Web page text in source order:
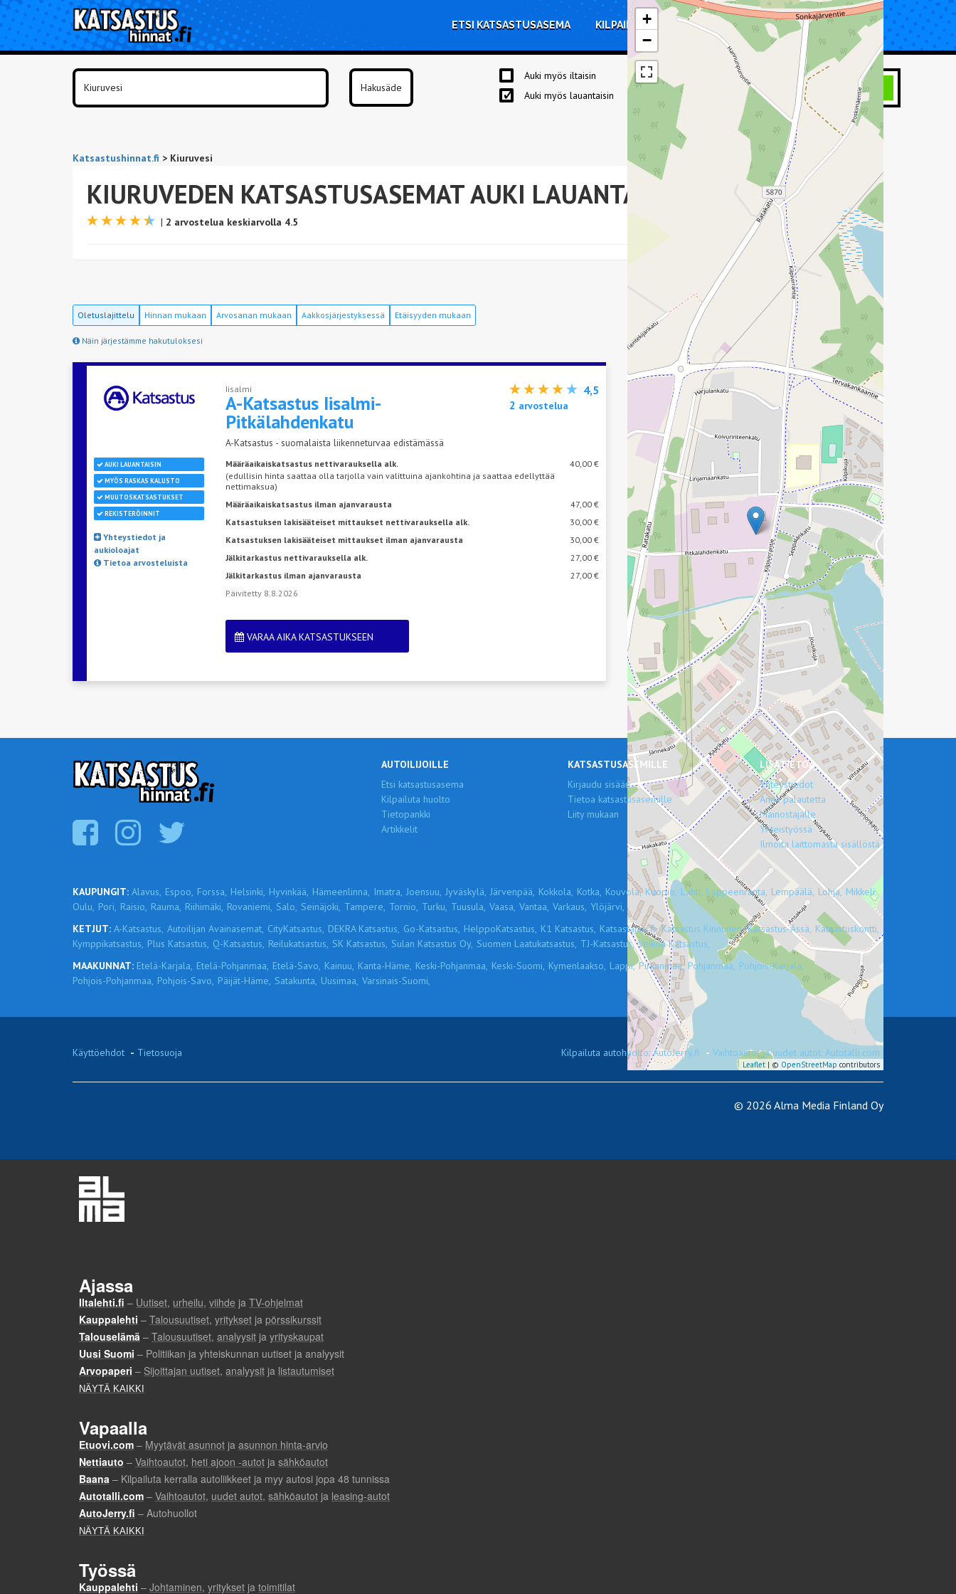
ETSI KATSASTUSASEMA KILPAILUTA KORJAUS TIETOA KATSASTUKSESTA
Auki myös iltaisin
Auki myös lauantaisin
HAE
Katsastushinnat.fi > Kiuruvesi
KIURUVEDEN KATSASTUSASEMAT AUKI LAUANTAINA
| 2 arvostelua keskiarvolla 4.5
Oletuslajittelu Hinnan mukaan Arvosanan mukaan Aakkosjärjestyksessä Etäisyyden mukaan
Näin järjestämme hakutuloksesi
+
−
Leaflet | © OpenStreetMap contributors
Iisalmi
A-Katsastus Iisalmi-
Pitkälahdenkatu
A-Katsastus - suomalaista liikenneturvaa edistämässä
4,5
2 arvostelua
AUKI LAUANTAISIN
MYÖS RASKAS KALUSTO
MUUTOSKATSASTUKSET
REKISTERÖINNIT
Yhteystiedot ja
aukioloajat
Tietoa arvosteluista
Määräaikaiskatsastus nettivarauksella alk.
40,00 €
(edullisin hinta saattaa olla tarjolla vain valittuina ajankohtina ja saattaa edellyttää
nettimaksua)
Määräaikaiskatsastus ilman ajanvarausta
47,00 €
Katsastuksen lakisääteiset mittaukset nettivarauksella alk.
30,00 €
Katsastuksen lakisääteiset mittaukset ilman ajanvarausta
30,00 €
Jälkitarkastus nettivarauksella alk.
27,00 €
Jälkitarkastus ilman ajanvarausta
27,00 €
Päivitetty 8.8.2026
VARAA AIKA KATSASTUKSEEN
AUTOILIJOILLE
Etsi katsastusasema
Kilpailuta huolto
Tietopankki
Artikkelit
KATSASTUSASEMILLE
Kirjaudu sisään
Tietoa katsastusasemille
Liity mukaan
LISÄTIETOA
Yhteystiedot
Anna palautetta
Mainostajalle
Yhteistyössä
Ilmoita laittomasta sisällöstä
KAUPUNGIT: Alavus, Espoo, Forssa, Helsinki, Hyvinkää, Hämeenlinna, Imatra, Joensuu, Jyväskylä, Järvenpää, Kokkola, Kotka, Kouvola, Kuopio, Lahti, Lappeenranta, Lempäälä, Lohja, Mikkeli,
Oulu, Pori, Raisio, Rauma, Riihimäki, Rovaniemi, Salo, Seinäjoki, Tampere, Tornio, Turku, Tuusula, Vaasa, Vantaa, Varkaus, Ylöjärvi,
KETJUT: A-Katsastus, Autoilijan Avainasemat, CityKatsastus, DEKRA Katsastus, Go-Katsastus, HelppoKatsastus, K1 Katsastus, Katsastajasi.fi, Katsastus Kinnunen, Katsastus-Ässä, Katsastuskontti,
Kymppikatsastus, Plus Katsastus, Q-Katsastus, Reilukatsastus, SK Katsastus, Sulan Katsastus Oy, Suomen Laatukatsastus, TJ-Katsastus, Veikon Katsastus,
MAAKUNNAT: Etelä-Karjala, Etelä-Pohjanmaa, Etelä-Savo, Kainuu, Kanta-Häme, Keski-Pohjanmaa, Keski-Suomi, Kymenlaakso, Lappi, Pirkanmaa, Pohjanmaa, Pohjois-Karjala,
Pohjois-Pohjanmaa, Pohjois-Savo, Päijät-Häme, Satakunta, Uusimaa, Varsinais-Suomi,
Käyttöehdot - Tietosuoja Kilpailuta autohuolto: AutoJerry.fi - Vaihtoautot ja uudet autot: Autotalli.com
© 2026 Alma Media Finland Oy